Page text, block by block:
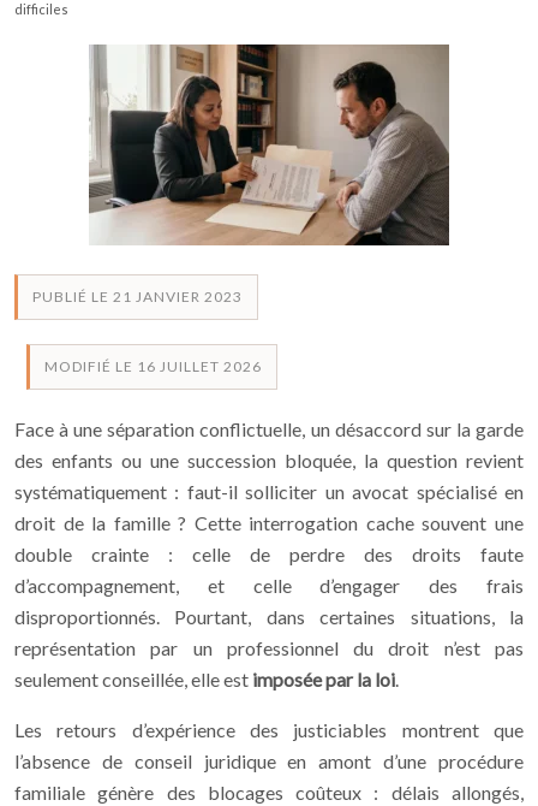
difficiles
PUBLIÉ LE 21 JANVIER 2023
MODIFIÉ LE 16 JUILLET 2026
Face à une séparation conflictuelle, un désaccord sur la garde
des enfants ou une succession bloquée, la question revient
systématiquement : faut-il solliciter un avocat spécialisé en
droit de la famille ? Cette interrogation cache souvent une
double crainte : celle de perdre des droits faute
d’accompagnement, et celle d’engager des frais
disproportionnés. Pourtant, dans certaines situations, la
représentation par un professionnel du droit n’est pas
seulement conseillée, elle est imposée par la loi.
Les retours d’expérience des justiciables montrent que
l’absence de conseil juridique en amont d’une procédure
familiale génère des blocages coûteux : délais allongés,